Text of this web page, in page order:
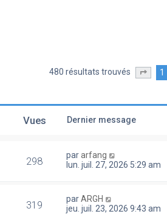
480 résultats trouvés Page1
Vues Dernier message
298 pararfang
lun. juil. 27, 2026 5:29 am
319 parARGH
jeu. juil. 23, 2026 9:43 am